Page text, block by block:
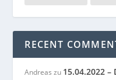
RECENT
Andreas zu 15.04.2022